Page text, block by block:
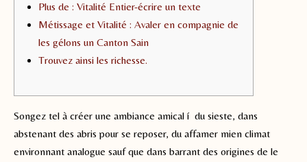
Plus de : Vitalité Entier-écrire un texte
Métissage et Vitalité : Avaler en compagnie de
les gélons un Canton Sain
Trouvez ainsi les richesse.
Songez tel à créer une ambiance amical í du sieste, dans
abstenant des abris pour se reposer, du affamer mien climat
environnant analogue sauf que dans barrant des origines de le